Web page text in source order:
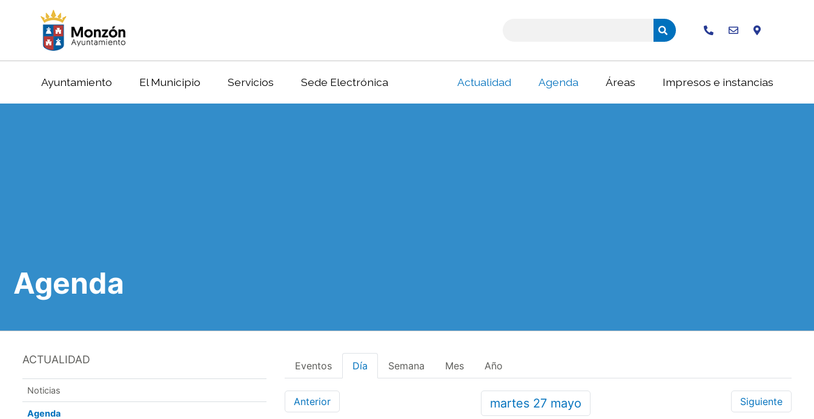
Ayuntamiento El Municipio Servicios Sede Electrónica Actualidad Agenda Áreas Impresos e instancias
Agenda
ACTUALIDAD
Noticias
Agenda
Eventos Día Semana Mes Año
Anterior martes 27 mayo Siguiente